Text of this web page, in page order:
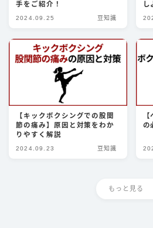
運営者情報
お問い合わせ
手をご紹介！
2024.09.25 豆知識
し
【キックボクシングでの股関
節の痛み】原因と対策をわか
りやすく解説
2024.09.23 豆知識
の
もっと見る